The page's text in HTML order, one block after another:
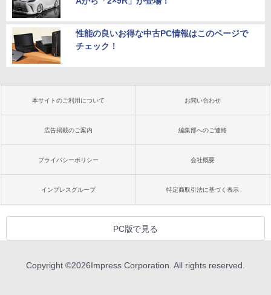
性能の良いお得な中古PC情報はこのページで
チェック！
本サイトのご利用について お問い合わせ
広告掲載のご案内 編集部へのご連絡
プライバシーポリシー 会社概要
インプレスグループ 特定商取引法に基づく表示
PC版で見る
Copyright ©2026Impress Corporation. All rights reserved.